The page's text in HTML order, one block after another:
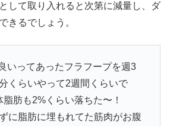
して取り入れると次第に減量し、ダ
きるでしょう。
いってあったフラフープを週3
くらいやって2週間くらいで
肪も2%くらい落ちた〜！
に脂肪に埋もれてた筋肉がお腹